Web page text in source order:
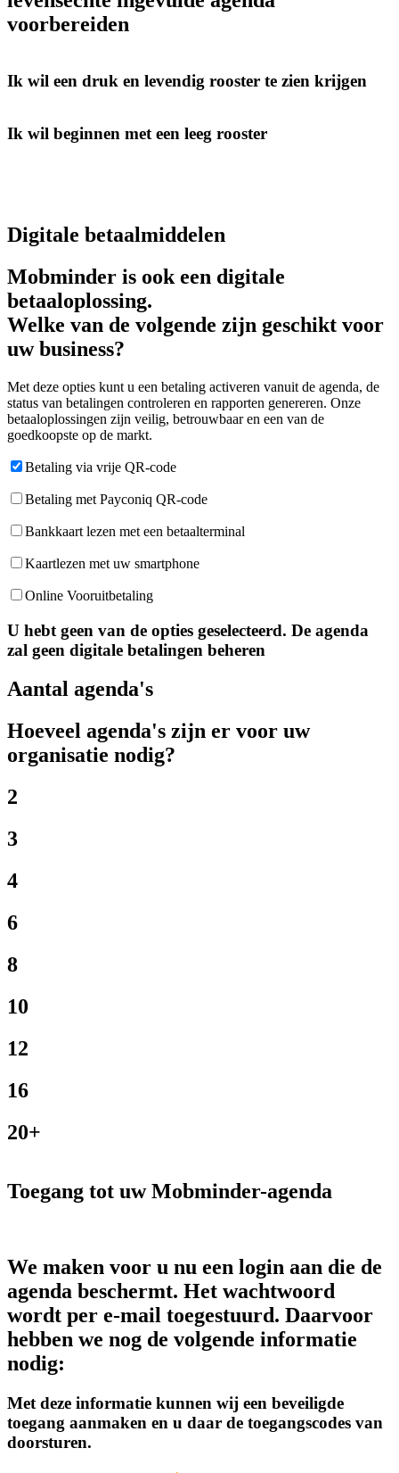
voorbereiden
Ik wil een druk en levendig rooster te zien krijgen
Ik wil beginnen met een leeg rooster
Digitale betaalmiddelen
Mobminder is ook een digitale
betaaloplossing.
Welke van de volgende zijn geschikt voor
uw business?
Met deze opties kunt u een betaling activeren vanuit de agenda, de
status van betalingen controleren en rapporten genereren. Onze
betaaloplossingen zijn veilig, betrouwbaar en een van de
goedkoopste op de markt.
Betaling via vrije QR-code
Betaling met Payconiq QR-code
Bankkaart lezen met een betaalterminal
Kaartlezen met uw smartphone
Online Vooruitbetaling
U hebt geen van de opties geselecteerd. De agenda
zal geen digitale betalingen beheren
Aantal agenda's
Hoeveel agenda's zijn er voor uw
organisatie nodig?
2
3
4
6
8
10
12
16
20+
Toegang tot uw Mobminder-agenda
We maken voor u nu een login aan die de
agenda beschermt. Het wachtwoord
wordt per e-mail toegestuurd. Daarvoor
hebben we nog de volgende informatie
nodig:
Met deze informatie kunnen wij een beveiligde
toegang aanmaken en u daar de toegangscodes van
doorsturen.